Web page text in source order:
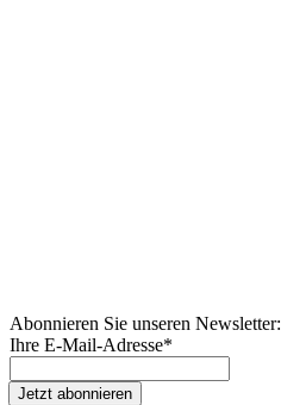
Abonnieren Sie unseren Newsletter:
Ihre E-Mail-Adresse*
Jetzt abonnieren